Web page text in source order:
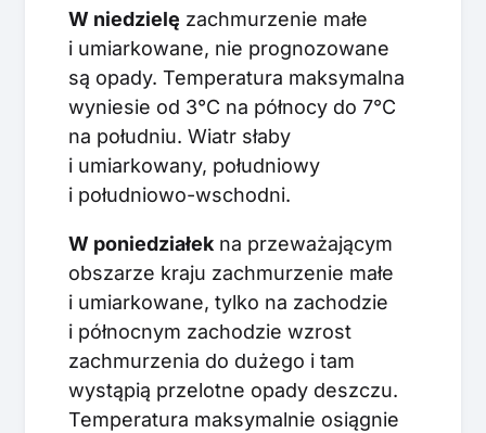
W niedzielę zachmurzenie małe
i umiarkowane, nie prognozowane
są opady. Temperatura maksymalna
wyniesie od 3°C na północy do 7°C
na południu. Wiatr słaby
i umiarkowany, południowy
i południowo-wschodni.
W poniedziałek na przeważającym
obszarze kraju zachmurzenie małe
i umiarkowane, tylko na zachodzie
i północnym zachodzie wzrost
zachmurzenia do dużego i tam
wystąpią przelotne opady deszczu.
Temperatura maksymalnie osiągnie